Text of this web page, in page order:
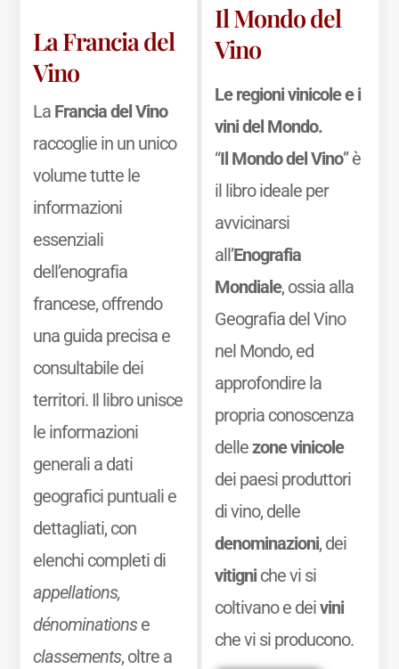
La Francia del
Vino
La Francia del Vino
raccoglie in un unico
volume tutte le
informazioni
essenziali
dell’enografia
francese, offrendo
una guida precisa e
consultabile dei
territori. Il libro unisce
le informazioni
generali a dati
geografici puntuali e
dettagliati, con
elenchi completi di
appellations,
dénominationse
classements, oltre a
Il Mondo del
Vino
Le regioni vinicole e i
vini del Mondo.
“Il Mondo del Vino” è
il libro ideale per
avvicinarsi
all’Enografia
Mondiale, ossia alla
Geografia del Vino
nel Mondo, ed
approfondire la
propria conoscenza
dellezone vinicole
dei paesi produttori
di vino, delle
denominazioni, dei
vitigniche vi si
coltivano e deivini
che vi si producono.